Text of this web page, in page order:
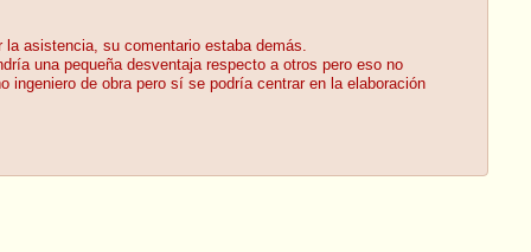
asistencia, su comentario estaba demás.
una pequeña desventaja respecto a otros pero eso no
ingeniero de obra pero sí se podría centrar en la elaboración